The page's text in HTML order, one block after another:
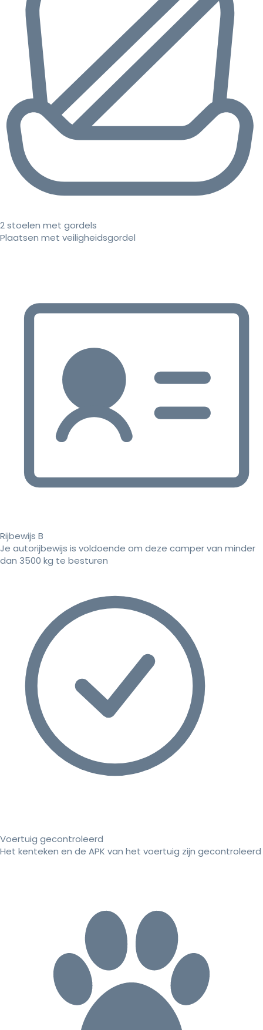
2 stoelen met gordels
Plaatsen met veiligheidsgordel
Rijbewijs B
Je autorijbewijs is voldoende om deze camper van minder
dan 3500 kg te besturen
Voertuig gecontroleerd
Het kenteken en de APK van het voertuig zijn gecontroleerd